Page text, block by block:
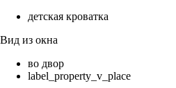
детская кроватка
Вид из окна
во двор
label_property_v_place